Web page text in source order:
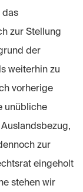
das
zur Stellung
der
weiterhin zu
vorherige
unübliche
zur
eingeholt
stehen wir